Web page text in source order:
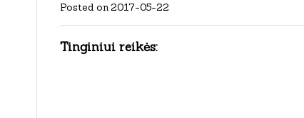
Posted on2017-05-22
Tinginiui reikės: